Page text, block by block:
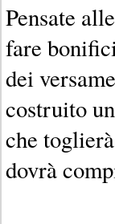
Pensate
fare
dei
costruito
che
dovrà